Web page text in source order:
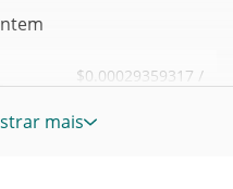
$0.00029359317 /
mais